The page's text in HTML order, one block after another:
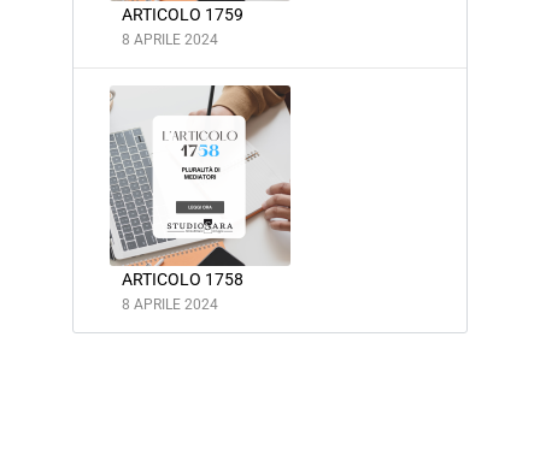
ARTICOLO 1759
8 APRILE 2024
ARTICOLO 1758
8 APRILE 2024